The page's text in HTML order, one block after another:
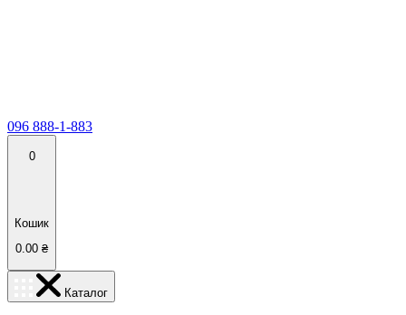
096 888-1-883
0
Кошик
0.00 ₴
Каталог